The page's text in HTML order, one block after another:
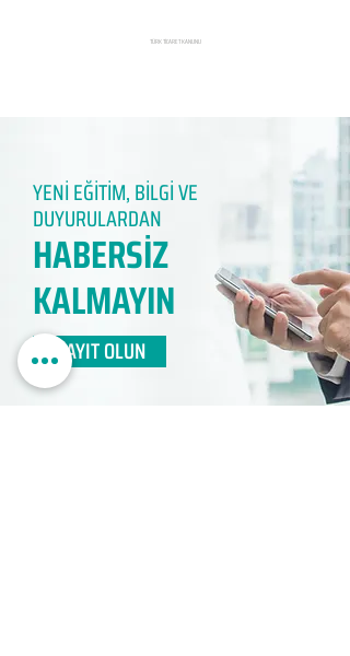
TÜRK TİCARET KANUNU
YENİ EĞİTİM, BİLGİ VE
DUYURULARDAN
HABERSİZ
KALMAYIN​
KAYIT OLUN